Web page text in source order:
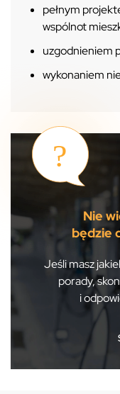
pełnym
wspólnot
uzgodnieniem
wykonaniem
Nie
będzie
Jeśli masz
porady,
i